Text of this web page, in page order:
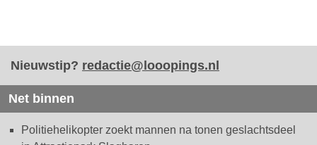
Nieuwstip? redactie@looopings.nl
Net binnen
Politiehelikopter zoekt mannen na tonen geslachtsdeel